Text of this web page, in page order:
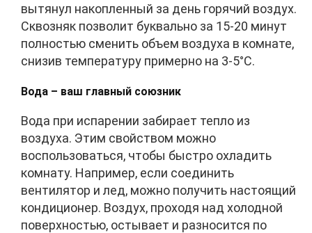
вытянул накопленный за день горячий воздух.
Сквозняк позволит буквально за 15-20 минут
полностью сменить объем воздуха в комнате,
снизив температуру примерно на 3-5°C.
Вода – ваш главный союзник
Вода при испарении забирает тепло из
воздуха. Этим свойством можно
воспользоваться, чтобы быстро охладить
комнату. Например, если соединить
вентилятор и лед, можно получить настоящий
кондиционер. Воздух, проходя над холодной
поверхностью, остывает и разносится по